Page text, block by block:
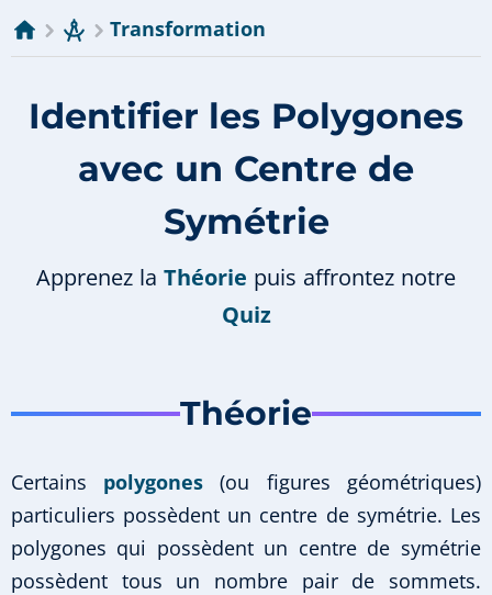
Transformation
Identifier les Polygones
avec un Centre de
Symétrie
Apprenez laThéorie puis affrontez notre
Quiz
Théorie
Certains polygones (ou figures géométriques)
particuliers possèdent un centre de symétrie. Les
polygones qui possèdent un centre de symétrie
possèdent tous un nombre pair de sommets.